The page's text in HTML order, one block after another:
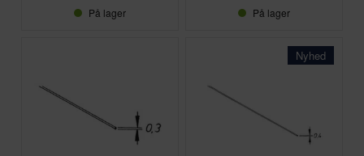
På lager På lager
Nyhed